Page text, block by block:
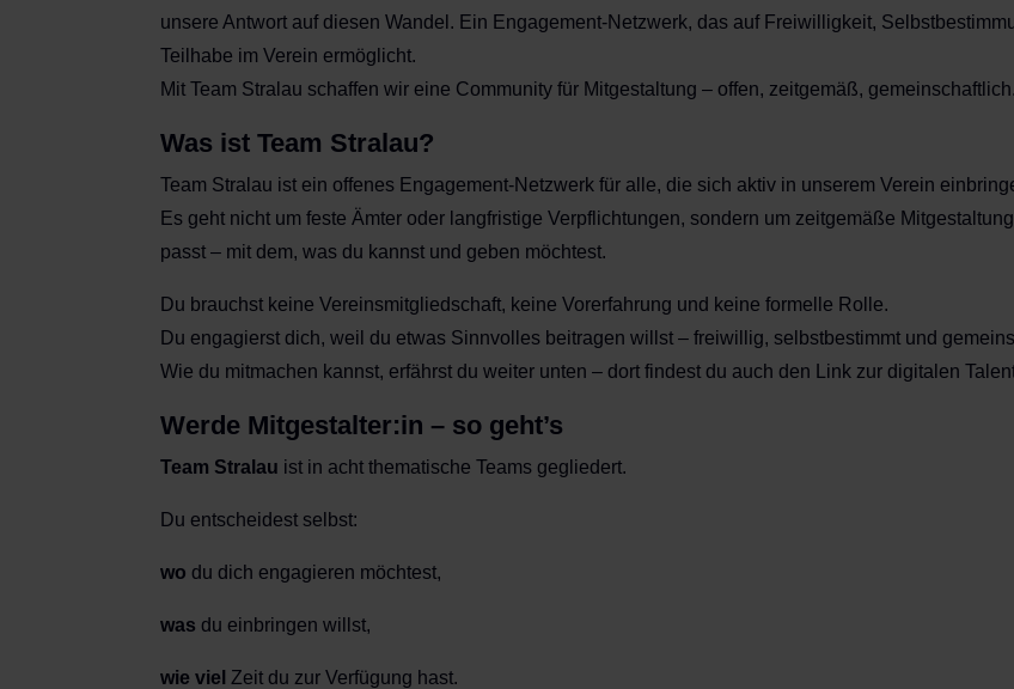
unsere Antwort auf diesen Wandel. Ein Engagement-Netzwerk, das auf Freiwilligkeit,
Teilhabe im Verein ermöglicht.
Mit Team Stralau schaffen wir eine Community für Mitgestaltung – offen, zeitgemäß, gemeinschaftlich.
Was ist Team Stralau?
Team Stralau ist ein offenes Engagement-Netzwerk für alle, die sich aktiv in unserem Verein
Es geht nicht um feste Ämter oder langfristige Verpflichtungen, sondern um zeitgemäße
passt – mit dem, was du kannst und geben möchtest.
Du brauchst keine Vereinsmitgliedschaft, keine Vorerfahrung und keine formelle Rolle.
Du engagierst dich, weil du etwas Sinnvolles beitragen willst – freiwillig, selbstbestimmt und
Wie du mitmachen kannst, erfährst du weiter unten – dort findest du auch den Link zur digitalen
Werde Mitgestalter:in – so geht’s
Team Stralau ist in acht thematische Teams gegliedert.
Du entscheidest selbst:
wo du dich engagieren möchtest,
was du einbringen willst,
wie viel Zeit du zur Verfügung hast.